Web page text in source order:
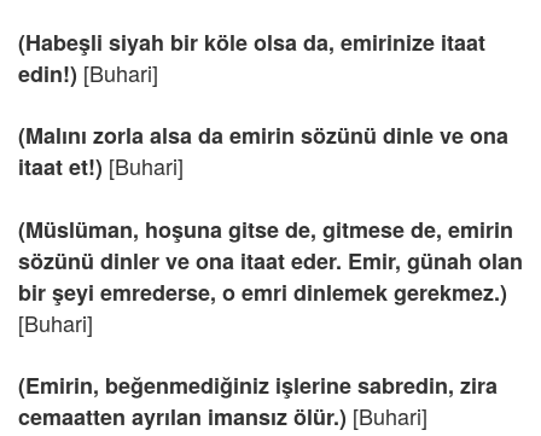
(Habeşli siyah bir köle olsa da, emirinize itaat
edin!) [Buhari]
(Malını zorla alsa da emirin sözünü dinle ve ona
itaat et!) [Buhari]
(Müslüman, hoşuna gitse de, gitmese de, emirin
sözünü dinler ve ona itaat eder. Emir, günah olan
bir şeyi emrederse, o emri dinlemek gerekmez.)
[Buhari]
(Emirin, beğenmediğiniz işlerine sabredin, zira
cemaatten ayrılan imansız ölür.) [Buhari]